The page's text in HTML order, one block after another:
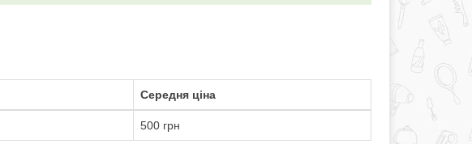
Середня ціна
500 грн